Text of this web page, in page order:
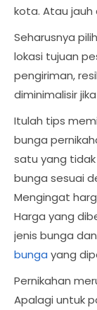
kota. Atau jauh
Seharusnya
lokasi tujuan
pengiriman,
diminimalisir
Itulah tips
bunga
satu yang tidak
bunga sesuai
Mengingat
Harga yang
jenis bunga
bunga yang
Pernikahan
Apalagi untuk